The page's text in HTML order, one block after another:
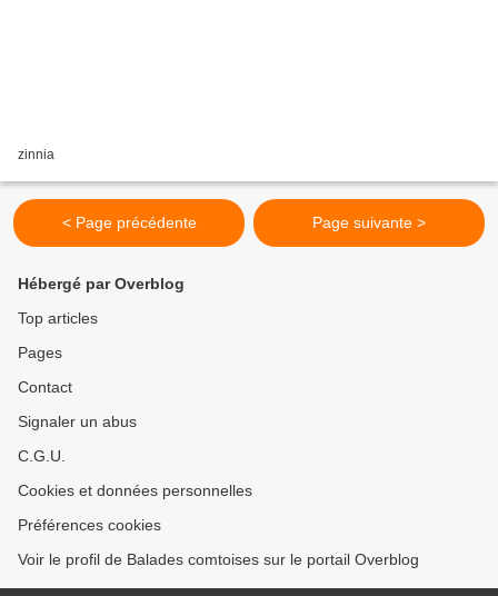
zinnia
< Page précédente Page suivante >
Hébergé par Overblog
Top articles
Pages
Contact
Signaler un abus
C.G.U.
Cookies et données personnelles
Préférences cookies
Voir le profil de Balades comtoises sur le portail Overblog